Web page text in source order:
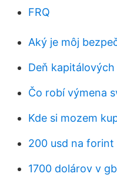
FRQ
Aký je môj
Deň
Čo robí výmena
Kde si mozem
200 usd na forint
1700 dolárov v